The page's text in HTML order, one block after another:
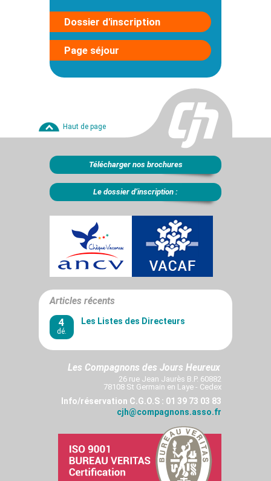
Dossier d'inscription
Page séjour
Haut de page
Télécharger nos brochures
Le dossier d’inscription :
Articles récents
4
dé.
Les Listes des Directeurs
Les Compagnons des Jours Heureux
26 rue Jean Jaurès B.P. 60882
78108 St Germain en Laye - Cedex
Info/réservation C.G.O.S : 01 39 73 03 83
cjh@compagnons.asso.fr